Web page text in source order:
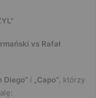
vs Rafał
Diego” i „Capo”, którzy